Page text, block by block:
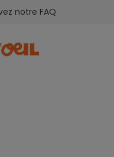
notre FAQ